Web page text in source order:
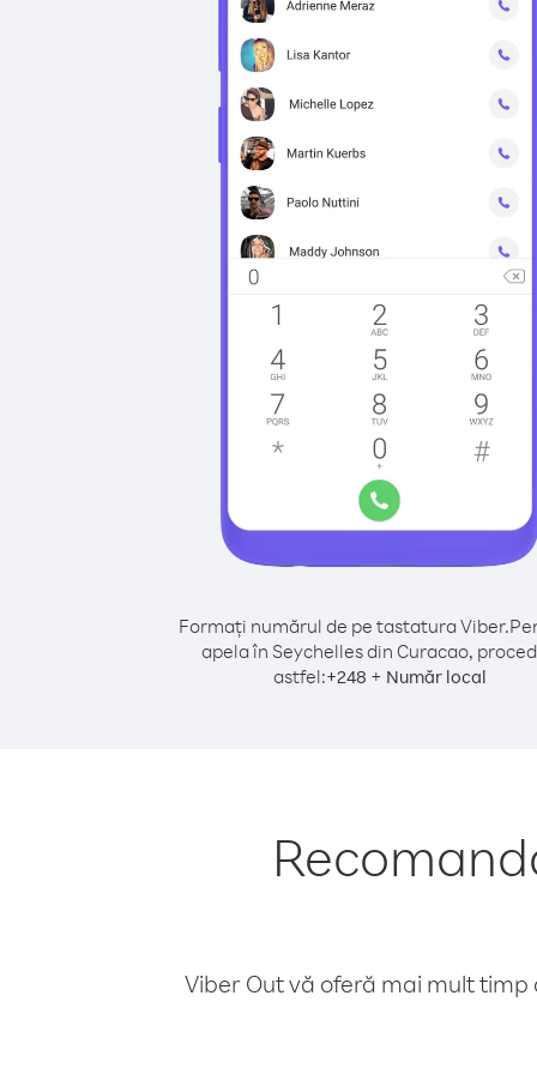
Formați numărul de pe tastatura Viber.
apela în Seychelles din Curacao,
astfel:+248 + Număr local
Viber Out vă oferă mai mult